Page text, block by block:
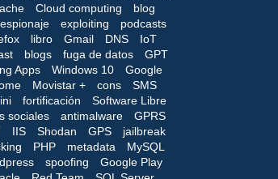
Cloud computing
blog
exploiting
podcasts
libro Gmail DNS
IoT
blogs fuga de datos
GPT
Apps
Windows 10
Google
Movistar + cons
SMS
fortificación
Software Libre
sociales
antimalware
GPRS
IIS Shodan GPS
jailbreak
PHP metadata
MySQL
spoofing
Google Play